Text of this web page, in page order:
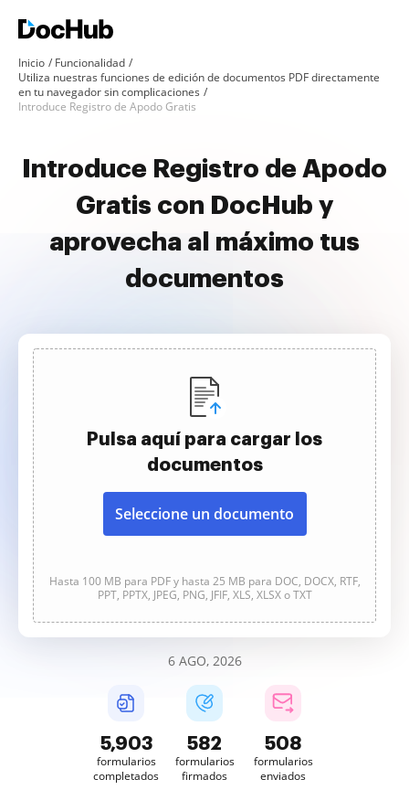
Inicio
Funcionalidad
Utiliza nuestras funciones de edición de documentos PDF directamente
en tu navegador sin complicaciones
Introduce Registro de Apodo Gratis
Introduce Registro de Apodo
Gratis con DocHub y
aprovecha al máximo tus
documentos
Pulsa aquí para cargar los
documentos
Seleccione un documento
Hasta 100 MB para PDF y hasta 25 MB para DOC, DOCX, RTF,
PPT, PPTX, JPEG, PNG, JFIF, XLS, XLSX o TXT
6 AGO, 2026
5,903
formularios
completados
582
formularios
firmados
508
formularios
enviados